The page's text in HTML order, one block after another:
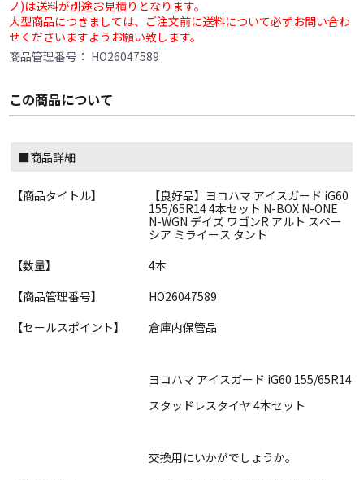
ノ)は送料が別途お見積りとなります。
大型商品につきましては、ご注文前に送料について必ずお問い合わ
せくださいますようお願い致します。
商品管理番号： HO26047589
この商品について
■商品詳細
【商品タイトル】
【良好品】ヨコハマ アイスガード iG60
155/65R14 4本セット N-BOX N-ONE
N-WGN デイズ ワゴンR アルト スペー
シア ミライース タント
【数量】
4本
【商品管理番号】
HO26047589
【セールスポイント】
倉庫内保管品
ヨコハマ アイスガード iG60 155/65R14
スタッドレスタイヤ 4本セット
交換用にいかがでしょうか。